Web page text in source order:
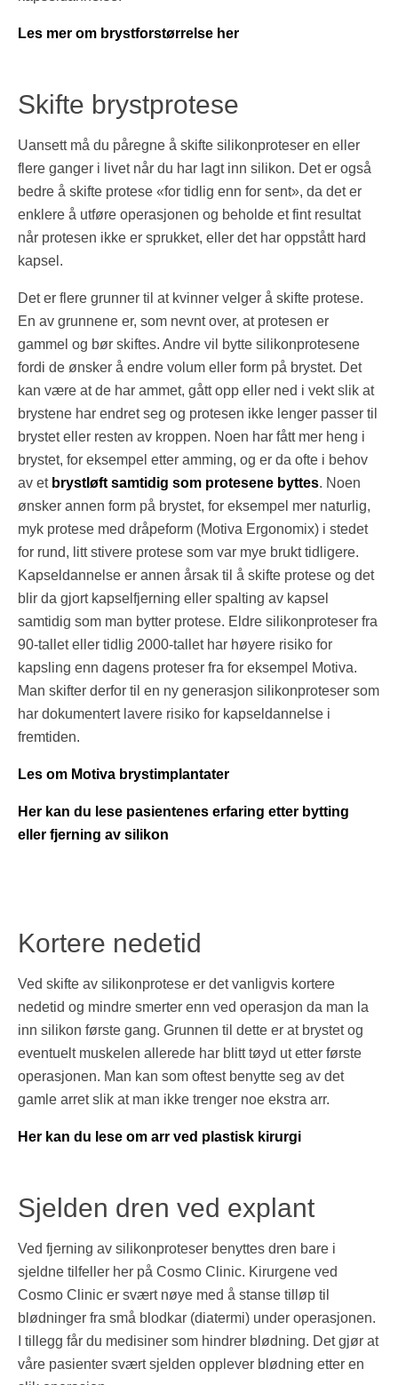
Les mer om brystforstørrelse her
Skifte brystprotese
Uansett må du påregne å skifte silikonproteser en eller
flere ganger i livet når du har lagt inn silikon. Det er også
bedre å skifte protese «for tidlig enn for sent», da det er
enklere å utføre operasjonen og beholde et fint resultat
når protesen ikke er sprukket, eller det har oppstått hard
kapsel.
Det er flere grunner til at kvinner velger å skifte protese.
En av grunnene er, som nevnt over, at protesen er
gammel og bør skiftes. Andre vil bytte silikonprotesene
fordi de ønsker å endre volum eller form på brystet. Det
kan være at de har ammet, gått opp eller ned i vekt slik at
brystene har endret seg og protesen ikke lenger passer til
brystet eller resten av kroppen. Noen har fått mer heng i
brystet, for eksempel etter amming, og er da ofte i behov
av et brystløft samtidig som protesene byttes. Noen
ønsker annen form på brystet, for eksempel mer naturlig,
myk protese med dråpeform (Motiva Ergonomix) i stedet
for rund, litt stivere protese som var mye brukt tidligere.
Kapseldannelse er annen årsak til å skifte protese og det
blir da gjort kapselfjerning eller spalting av kapsel
samtidig som man bytter protese. Eldre silikonproteser fra
90-tallet eller tidlig 2000-tallet har høyere risiko for
kapsling enn dagens proteser fra for eksempel Motiva.
Man skifter derfor til en ny generasjon silikonproteser som
har dokumentert lavere risiko for kapseldannelse i
fremtiden.
Les om Motiva brystimplantater
Her kan du lese pasientenes erfaring etter bytting
eller fjerning av silikon
Kortere nedetid
Ved skifte av silikonprotese er det vanligvis kortere
nedetid og mindre smerter enn ved operasjon da man la
inn silikon første gang. Grunnen til dette er at brystet og
eventuelt muskelen allerede har blitt tøyd ut etter første
operasjonen. Man kan som oftest benytte seg av det
gamle arret slik at man ikke trenger noe ekstra arr.
Her kan du lese om arr ved plastisk kirurgi
Sjelden dren ved explant
Ved fjerning av silikonproteser benyttes dren bare i
sjeldne tilfeller her på Cosmo Clinic. Kirurgene ved
Cosmo Clinic er svært nøye med å stanse tilløp til
blødninger fra små blodkar (diatermi) under operasjonen.
I tillegg får du medisiner som hindrer blødning. Det gjør at
våre pasienter svært sjelden opplever blødning etter en